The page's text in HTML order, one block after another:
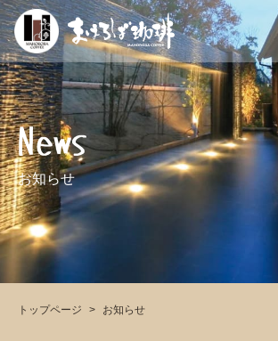
News
お知らせ
トップページ お知らせ